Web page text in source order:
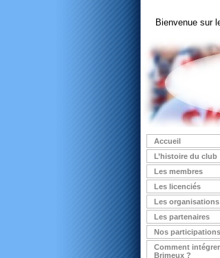
Bienvenue sur
Accueil
L’histoire du club
Les membres
Les licenciés
Les organisations
Les partenaires
Nos participations
Comment
Brimeux ?